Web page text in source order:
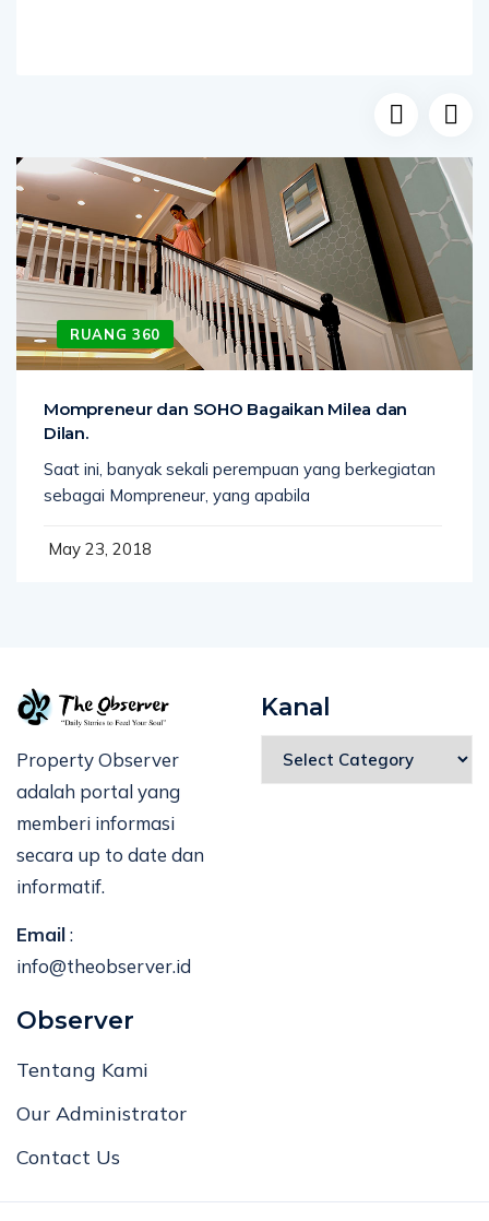
RUANG 360
Mompreneur dan SOHO Bagaikan Milea dan
Dilan.
Saat ini, banyak sekali perempuan yang berkegiatan
sebagai Mompreneur, yang apabila
May 23, 2018
Property Observer
adalah portal yang
memberi informasi
secara up to date dan
informatif.
Email:
info@theobserver.id
Kanal
Observer
Tentang Kami
Our Administrator
Contact Us